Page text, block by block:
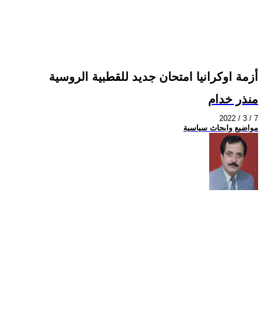
أزمة اوكرانيا امتحان جديد للقطبية الروسية
منذر خدام
2022 / 3 / 7
مواضيع وابحاث سياسية